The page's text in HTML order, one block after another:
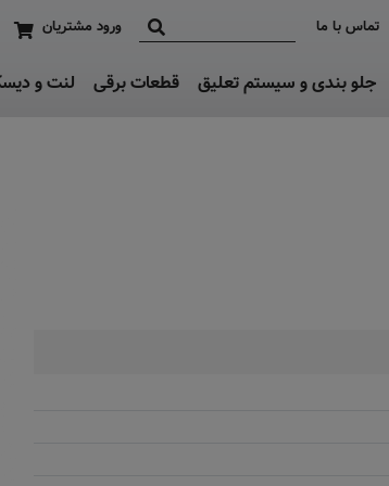
تماس با ما ورود مشتریان
جلو بندی و سیستم تعلیق قطعات برقی لنت و